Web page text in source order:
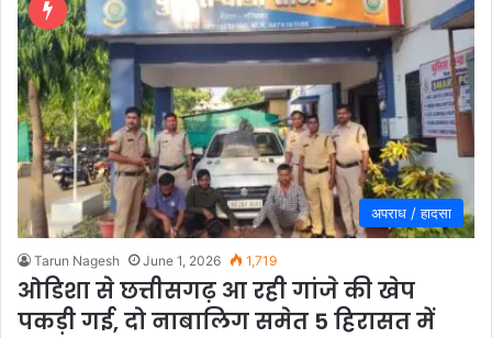
अपराध / हादसा
Tarun Nagesh June 1, 2026 1,719
ओडिशा से छत्तीसगढ़ आ रही गांजे की खेप
पकड़ी गई, दो नाबालिग समेत 5 हिरासत में